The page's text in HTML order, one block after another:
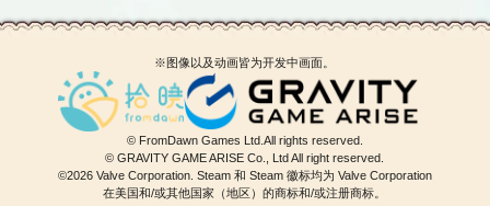
※图像以及动画皆为开发中画面。
© FromDawn Games Ltd.All rights reserved.
© GRAVITY GAME ARISE Co., Ltd All right reserved.
©2026 Valve Corporation. Steam 和 Steam 徽标均为 Valve Corporation
在美国和/或其他国家（地区）的商标和/或注册商标。